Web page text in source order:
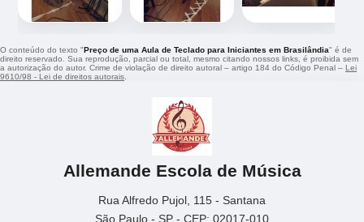
O conteúdo do texto " Preço de uma Aula de Teclado para Iniciantes em Brasilândia" é de
direito reservado. Sua reprodução, parcial ou total, mesmo citando nossos links, é proibida sem
a autorização do autor. Crime de violação de direito autoral – artigo 184 do Código Penal – Lei
9610/98 - Lei de direitos autorais.
Allemande Escola de Música
Rua Alfredo Pujol, 115 - Santana
São Paulo - SP - CEP: 02017-010